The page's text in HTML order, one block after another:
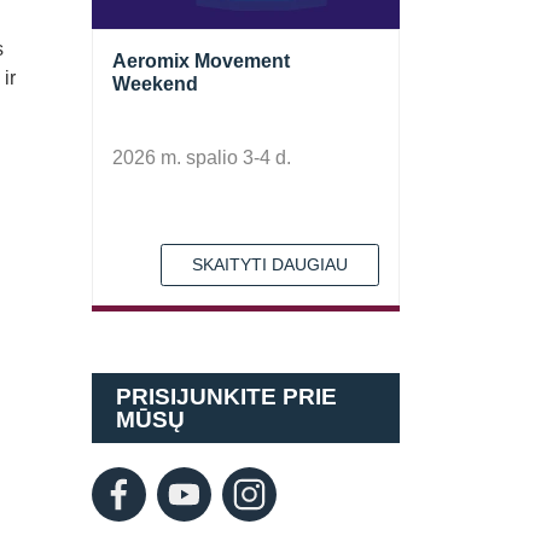
ir
Aeromix Movement
Weekend
2026 m. spalio 3-4 d.
SKAITYTI DAUGIAU
PRISIJUNKITE PRIE
MŪSŲ